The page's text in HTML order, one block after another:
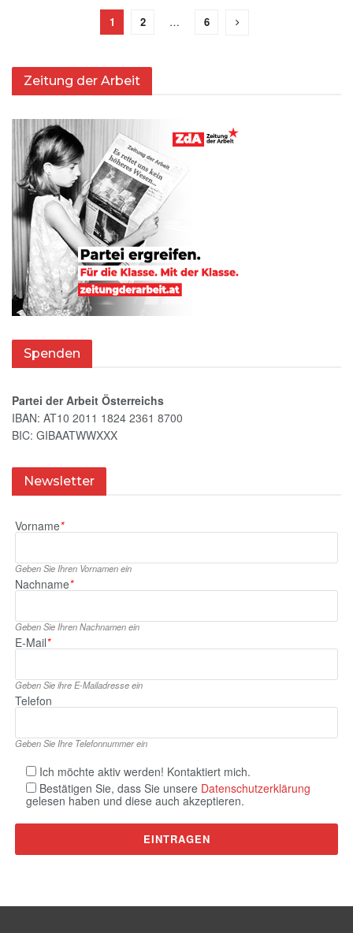
1 2 … 6
Zeitung der Arbeit
Spenden
Partei der Arbeit Österreichs
IBAN: AT10 2011 1824 2361 8700
BIC: GIBAATWWXXX
Newsletter
Vorname*
Geben Sie Ihren Vornamen ein
Nachname*
Geben Sie Ihren Nachnamen ein
E‑Mail*
Geben Sie ihre E‑Mailadresse ein
Telefon
Geben Sie Ihre Telefonnummer ein
Ich möchte aktiv werden! Kontaktiert mich.
Bestätigen Sie, dass Sie unsere Datenschutzerklärung
gelesen haben und diese auch akzeptieren.